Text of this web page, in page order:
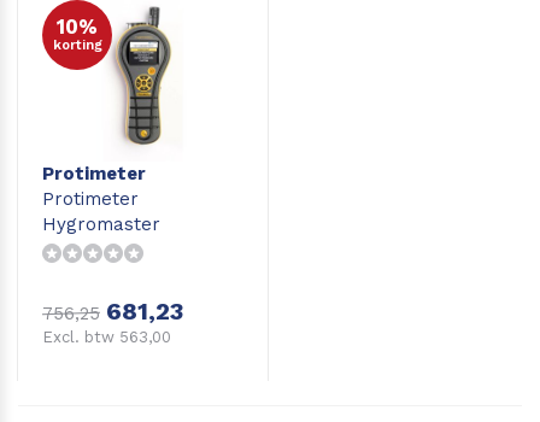
10%
korting
Protimeter
Protimeter
Hygromaster
hygrometer,
756,25 681,23
Excl. btw 563,00